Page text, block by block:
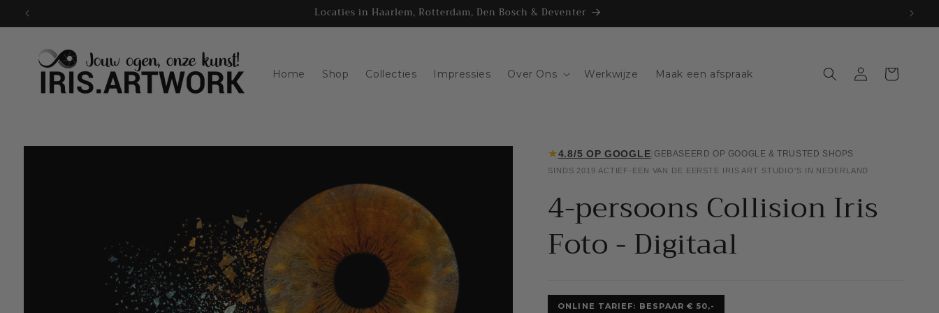
naar
artikel
Locaties in Haarlem, Rotterdam, Den Bosch & Deventer
Home Shop Collecties Impressies Over Ons Werkwijze Maak een afspraak
Log
in
Winkelwagen
★4.8/5 OP GOOGLE GEBASEERD OP GOOGLE & TRUSTED SHOPS
SINDS 2019 ACTIEF EEN VAN DE EERSTE IRIS ART STUDIO'S IN NEDERLAND
4-persoons Collision Iris
Foto - Digitaal
ONLINE TARIEF: BESPAAR € 50,-